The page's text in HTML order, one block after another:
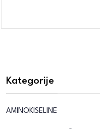
Kategorije
AMINOKISELINE